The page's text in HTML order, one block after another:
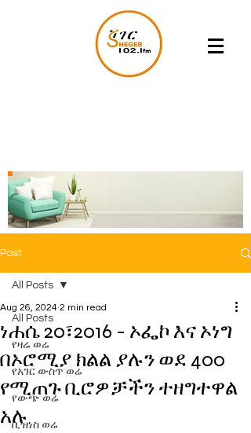
Post
All Posts
የዛሬ ወሬ
የአገር ውስጥ ወሬ
የውጭ ወሬ
ቢዝነስ ወሬ
All Posts
ነሐሴ 20፣2016 - ኦፌኮ እና ኦነግ
በኦሮሚያ ክልል ያሉን ወደ 400
የሚጠጉ ቢሮዎቻችን ተዘግተዋል
አሉ
Aug 26, 2024 2 min read